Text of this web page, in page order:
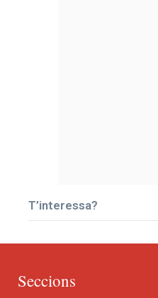
T’interessa?
Seccions